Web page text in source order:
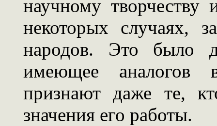
научному творчеству
некоторых случаях,
народов. Это было
имеющее аналогов
признают даже те,
значения его работы.